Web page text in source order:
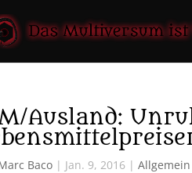
Ausland:
Baco | Jan. 9, 2016 |Allgemein